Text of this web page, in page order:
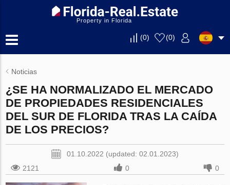
Property in Florida
(0) (0)
Noticias
¿SE HA NORMALIZADO EL MERCADO
DE PROPIEDADES RESIDENCIALES
DEL SUR DE FLORIDA TRAS LA CAÍDA
DE LOS PRECIOS?
01.10.2022 (updated: 02.01.2023)
2121
0 0